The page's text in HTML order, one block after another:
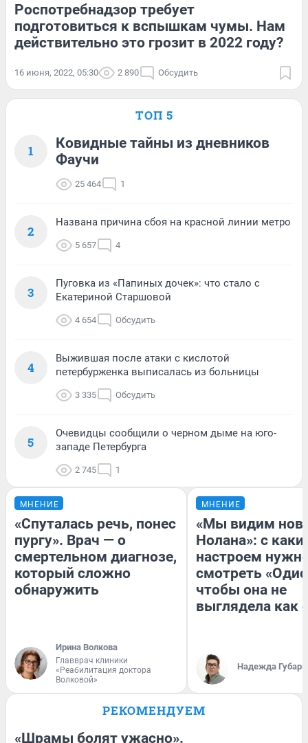
Роспотребнадзор требует
подготовиться к вспышкам чумы. Нам
действительно это грозит в 2022 году?
16 июня, 2022, 05:30 2 890 Обсудить
ТОП 5
1
Ковидные тайны из дневников
Фаучи
25 464 1
2
Названа причина сбоя на красной линии метро
5 657 4
3
Пуговка из «Папиных дочек»: что стало с
Екатериной Старшовой
4 654 Обсудить
4
Выжившая после атаки с кислотой
петербурженка выписалась из больницы
3 335 Обсудить
5
Очевидцы сообщили о черном дыме на юго-
западе Петербурга
2 745 1
МНЕНИЕ
«Спуталась речь, понес
пургу». Врач — о
смертельном диагнозе,
который сложно
обнаружить
Ирина Волкова
Главврач клиники
«Реабилитация доктора
Волковой»
МНЕНИЕ
«Мы видим
Нолана»: с
настроем
смотреть
чтобы она не
выглядела как
Надежда Губарь
РЕКОМЕНДУЕМ
«Шрамы болят ужасно».